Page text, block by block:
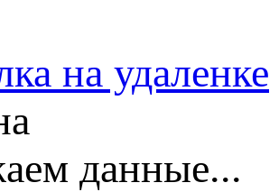
на удаленке
данные...